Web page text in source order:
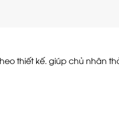
thiết kế. giúp chủ nhân